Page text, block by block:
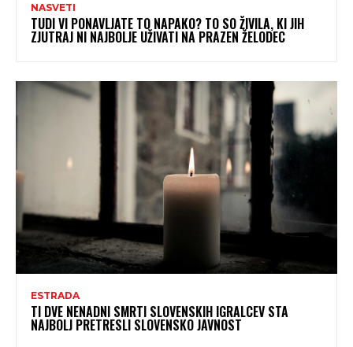
NASVETI
TUDI VI PONAVLJATE TO NAPAKO? TO SO ŽIVILA, KI JIH
ZJUTRAJ NI NAJBOLJE UŽIVATI NA PRAZEN ŽELODEC
ESTRADA
TI DVE NENADNI SMRTI SLOVENSKIH IGRALCEV STA
NAJBOLJ PRETRESLI SLOVENSKO JAVNOST